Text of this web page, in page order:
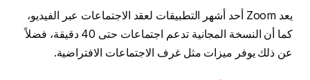
يعد Zoom أحد أشهر التطبيقات لعقد الاجتماعات عبر الفيديو،
كما أن النسخة المجانية تدعم اجتماعات حتى 40 دقيقة، فضلاً
عن ذلك يوفر ميزات مثل غرف الاجتماعات الافتراضية.